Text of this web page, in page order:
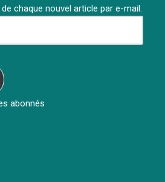
chaque nouvel article par e-mail.
abonnés